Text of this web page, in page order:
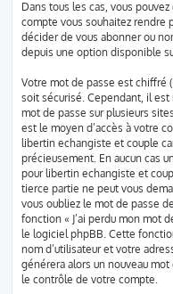
Dans tous les cas, vous
compte vous souhaitez rendre
décider de vous abonner ou
depuis une option disponible
Votre mot de passe est chiffré
soit sécurisé. Cependant, il
mot de passe sur plusieurs
est le moyen d’accès à votre
libertin echangiste et couple
précieusement. En aucun cas
pour libertin echangiste et
tierce partie ne peut vous
vous oubliez le mot de passe
fonction « J’ai perdu mon mot
le logiciel phpBB. Cette
nom d’utilisateur et votre
générera alors un nouveau
le contrôle de votre compte.